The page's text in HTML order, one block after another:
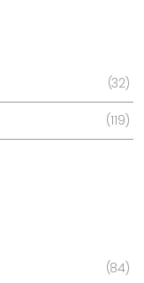
32
119
84